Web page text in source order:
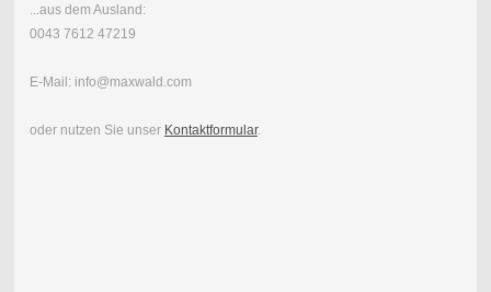
...aus dem Ausland:
0043 7612 47219
E-Mail: info@maxwald.com
oder nutzen Sie unser Kontaktformular.